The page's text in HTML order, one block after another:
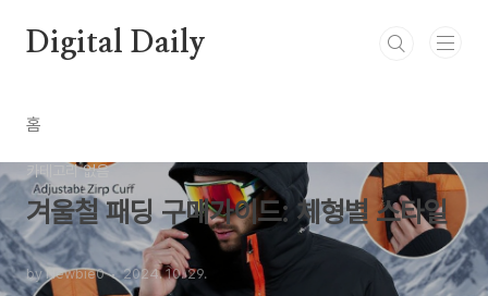
Digital Daily
홈
카테고리 없음
겨울철 패딩 구매가이드: 체형별 스타일
by Newbie0 2024. 10. 29.